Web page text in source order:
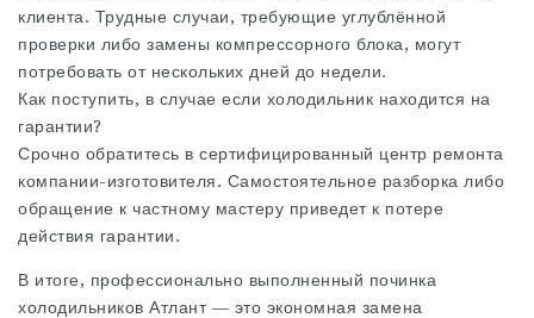
клиента. Трудные случаи, требующие углублённой
проверки либо замены компрессорного блока, могут
потребовать от нескольких дней до недели.
Как поступить, в случае если холодильник находится на
гарантии?
Срочно обратитесь в сертифицированный центр ремонта
компании-изготовителя. Самостоятельное разборка либо
обращение к частному мастеру приведет к потере
действия гарантии.
В итоге, профессионально выполненный починка
холодильников Атлант — это экономная замена